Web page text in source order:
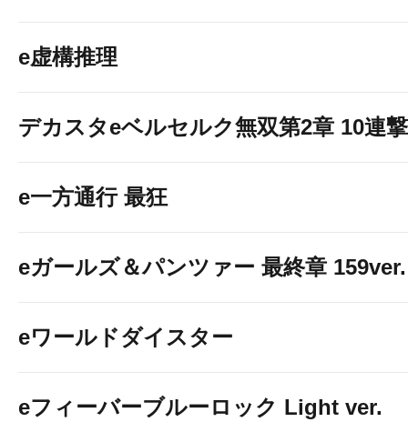
e虚構推理
デカスタeベルセルク無双第2章 10連
e一方通行 最狂
eガールズ＆パンツァー 最終章 159ver.
eワールドダイスター
eフィーバーブルーロック Light ver.